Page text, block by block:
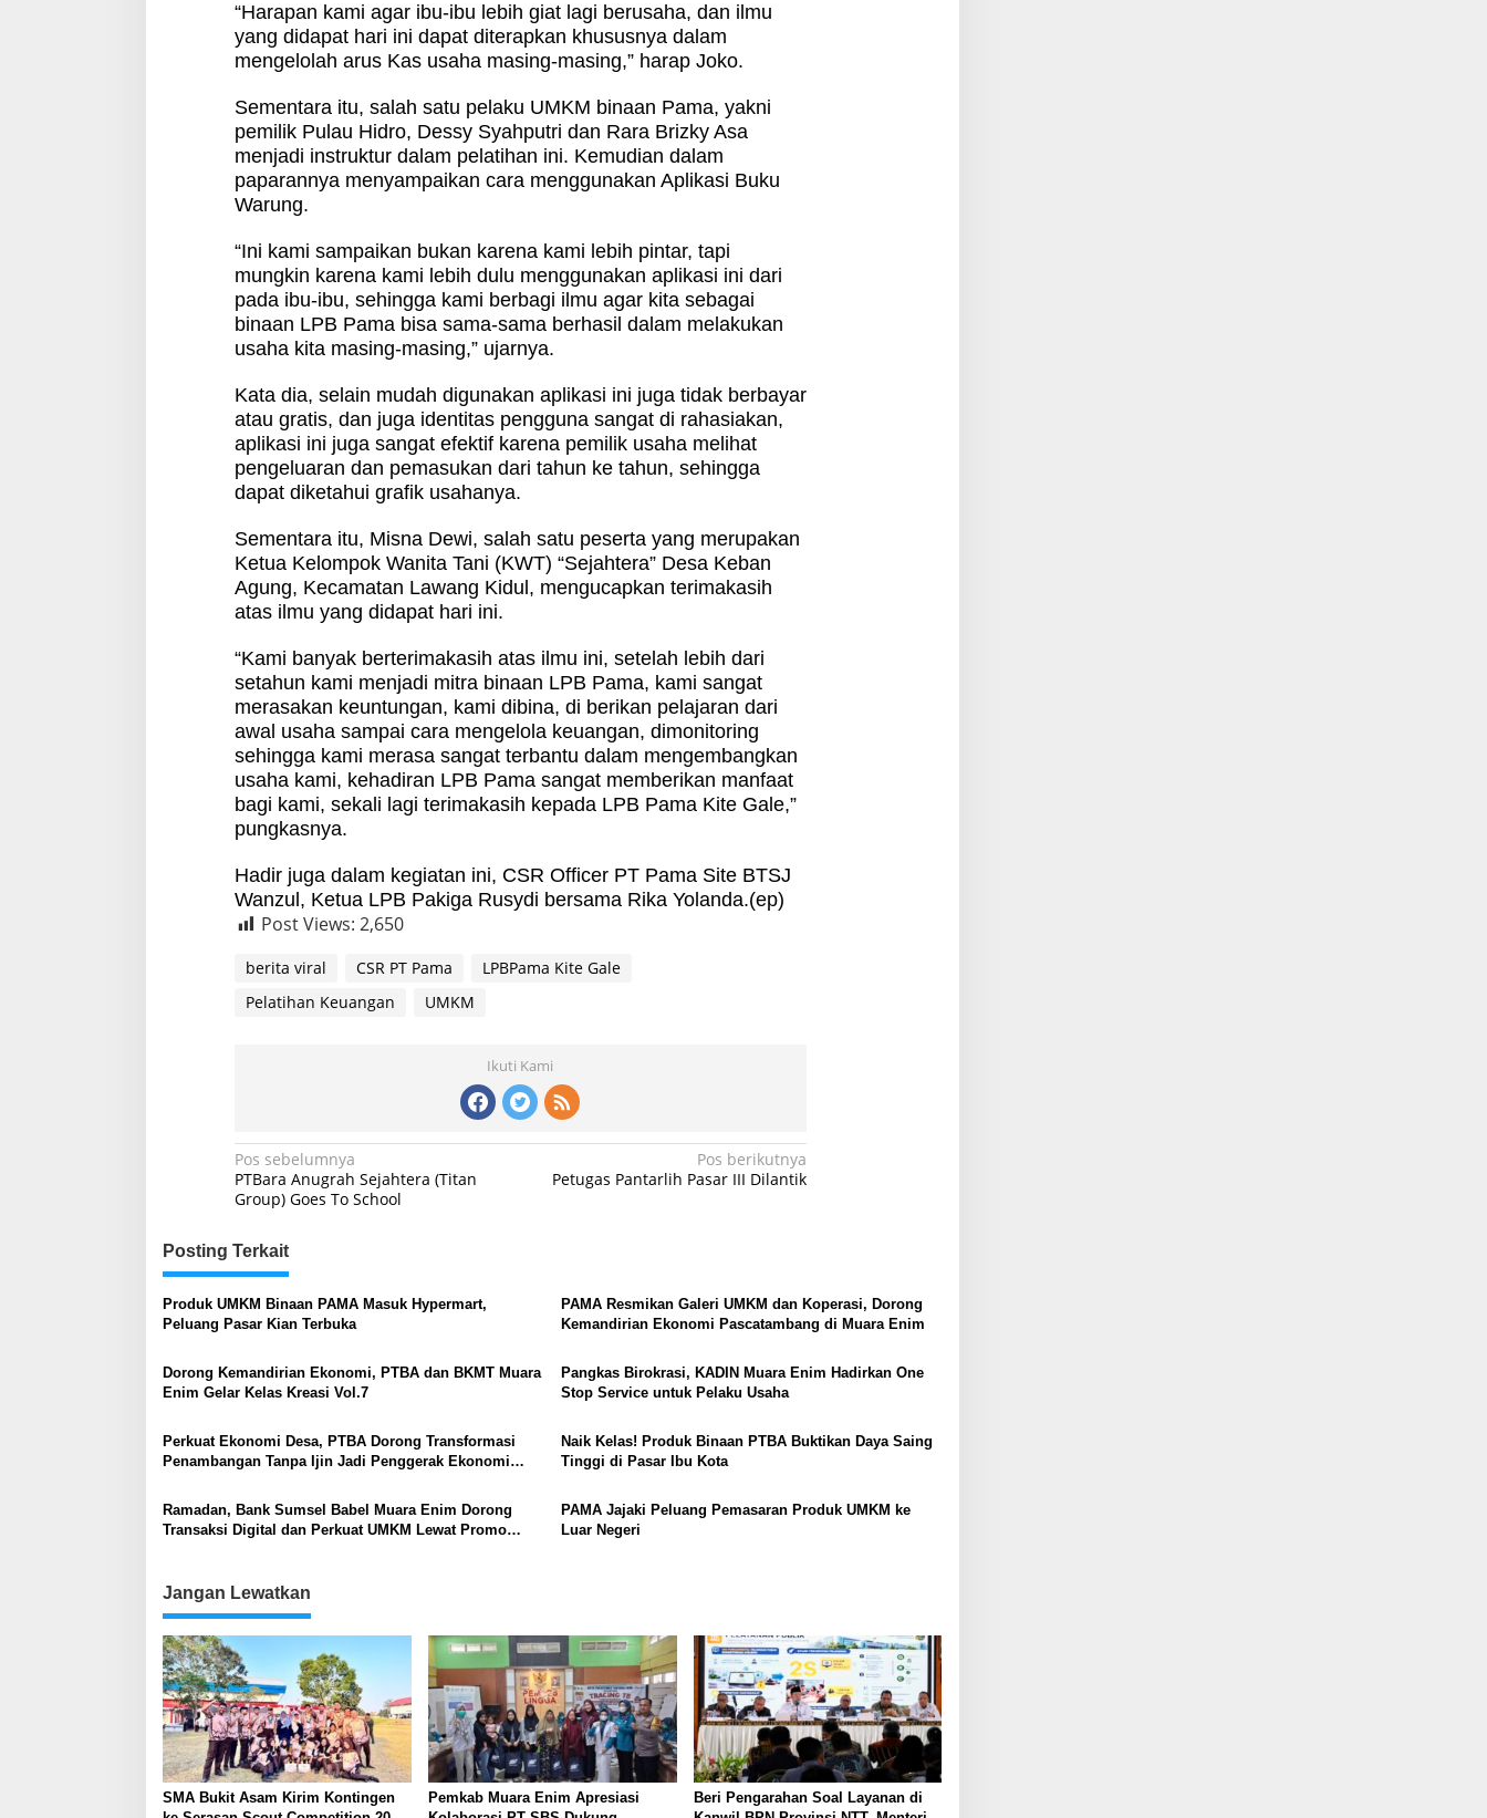
“Harapan kami agar ibu-ibu lebih giat lagi berusaha, dan ilmu
yang didapat hari ini dapat diterapkan khususnya dalam
mengelolah arus Kas usaha masing-masing,” harap Joko.
Sementara itu, salah satu pelaku UMKM binaan Pama, yakni
pemilik Pulau Hidro, Dessy Syahputri dan Rara Brizky Asa
menjadi instruktur dalam pelatihan ini. Kemudian dalam
paparannya menyampaikan cara menggunakan Aplikasi Buku
Warung.
“Ini kami sampaikan bukan karena kami lebih pintar, tapi
mungkin karena kami lebih dulu menggunakan aplikasi ini dari
pada ibu-ibu, sehingga kami berbagi ilmu agar kita sebagai
binaan LPB Pama bisa sama-sama berhasil dalam melakukan
usaha kita masing-masing,” ujarnya.
Kata dia, selain mudah digunakan aplikasi ini juga tidak berbayar
atau gratis, dan juga identitas pengguna sangat di rahasiakan,
aplikasi ini juga sangat efektif karena pemilik usaha melihat
pengeluaran dan pemasukan dari tahun ke tahun, sehingga
dapat diketahui grafik usahanya.
Sementara itu, Misna Dewi, salah satu peserta yang merupakan
Ketua Kelompok Wanita Tani (KWT) “Sejahtera” Desa Keban
Agung, Kecamatan Lawang Kidul, mengucapkan terimakasih
atas ilmu yang didapat hari ini.
“Kami banyak berterimakasih atas ilmu ini, setelah lebih dari
setahun kami menjadi mitra binaan LPB Pama, kami sangat
merasakan keuntungan, kami dibina, di berikan pelajaran dari
awal usaha sampai cara mengelola keuangan, dimonitoring
sehingga kami merasa sangat terbantu dalam mengembangkan
usaha kami, kehadiran LPB Pama sangat memberikan manfaat
bagi kami, sekali lagi terimakasih kepada LPB Pama Kite Gale,”
pungkasnya.
Hadir juga dalam kegiatan ini, CSR Officer PT Pama Site BTSJ
Wanzul, Ketua LPB Pakiga Rusydi bersama Rika Yolanda.(ep)
Post Views: 2,650
berita viral CSR PT Pama
LPBPama Kite Gale
Pelatihan Keuangan
UMKM
Ikuti Kami
Navigasi
pos
Pos sebelumnya
PTBara Anugrah Sejahtera (Titan
Group) Goes To School
Pos berikutnya
Petugas Pantarlih Pasar III Dilantik
Posting Terkait
Produk UMKM Binaan PAMA Masuk Hypermart,
Peluang Pasar Kian Terbuka
PAMA Resmikan Galeri UMKM dan Koperasi, Dorong
Kemandirian Ekonomi Pascatambang di Muara Enim
Dorong Kemandirian Ekonomi, PTBA dan BKMT Muara
Enim Gelar Kelas Kreasi Vol.7
Pangkas Birokrasi, KADIN Muara Enim Hadirkan One
Stop Service untuk Pelaku Usaha
Perkuat Ekonomi Desa, PTBA Dorong Transformasi
Penambangan Tanpa Ijin Jadi Penggerak Ekonomi
Naik Kelas! Produk Binaan PTBA Buktikan Daya Saing
Tinggi di Pasar Ibu Kota
Ramadan, Bank Sumsel Babel Muara Enim Dorong
Transaksi Digital dan Perkuat UMKM Lewat Promo
PAMA Jajaki Peluang Pemasaran Produk UMKM ke
Luar Negeri
Jangan Lewatkan
SMA Bukit Asam Kirim Kontingen
Pemkab Muara Enim Apresiasi
Beri Pengarahan Soal Layanan di